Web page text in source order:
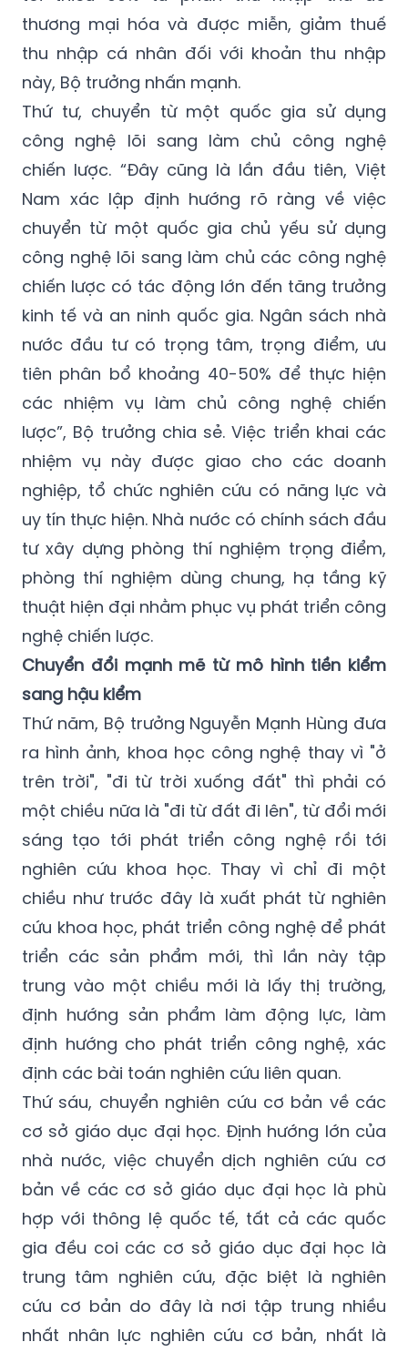
thương mại hóa và được miễn, giảm thuế
thu nhập cá nhân đối với khoản thu nhập
này, Bộ trưởng nhấn mạnh.
Thứ tư, chuyển từ một quốc gia sử dụng
công nghệ lõi sang làm chủ công nghệ
chiến lược. “Đây cũng là lần đầu tiên, Việt
Nam xác lập định hướng rõ ràng về việc
chuyển từ một quốc gia chủ yếu sử dụng
công nghệ lõi sang làm chủ các công nghệ
chiến lược có tác động lớn đến tăng trưởng
kinh tế và an ninh quốc gia. Ngân sách nhà
nước đầu tư có trọng tâm, trọng điểm, ưu
tiên phân bổ khoảng 40-50% để thực hiện
các nhiệm vụ làm chủ công nghệ chiến
lược”, Bộ trưởng chia sẻ. Việc triển khai các
nhiệm vụ này được giao cho các doanh
nghiệp, tổ chức nghiên cứu có năng lực và
uy tín thực hiện. Nhà nước có chính sách đầu
tư xây dựng phòng thí nghiệm trọng điểm,
phòng thí nghiệm dùng chung, hạ tầng kỹ
thuật hiện đại nhằm phục vụ phát triển công
nghệ chiến lược.
Chuyển đổi mạnh mẽ từ mô hình tiền kiểm
sang hậu kiểm
Thứ năm, Bộ trưởng Nguyễn Mạnh Hùng đưa
ra hình ảnh, khoa học công nghệ thay vì "ở
trên trời", "đi từ trời xuống đất" thì phải có
một chiều nữa là "đi từ đất đi lên", từ đổi mới
sáng tạo tới phát triển công nghệ rồi tới
nghiên cứu khoa học. Thay vì chỉ đi một
chiều như trước đây là xuất phát từ nghiên
cứu khoa học, phát triển công nghệ để phát
triển các sản phẩm mới, thì lần này tập
trung vào một chiều mới là lấy thị trường,
định hướng sản phẩm làm động lực, làm
định hướng cho phát triển công nghệ, xác
định các bài toán nghiên cứu liên quan.
Thứ sáu, chuyển nghiên cứu cơ bản về các
cơ sở giáo dục đại học. Định hướng lớn của
nhà nước, việc chuyển dịch nghiên cứu cơ
bản về các cơ sở giáo dục đại học là phù
hợp với thông lệ quốc tế, tất cả các quốc
gia đều coi các cơ sở giáo dục đại học là
trung tâm nghiên cứu, đặc biệt là nghiên
cứu cơ bản do đây là nơi tập trung nhiều
nhất nhân lực nghiên cứu cơ bản, nhất là